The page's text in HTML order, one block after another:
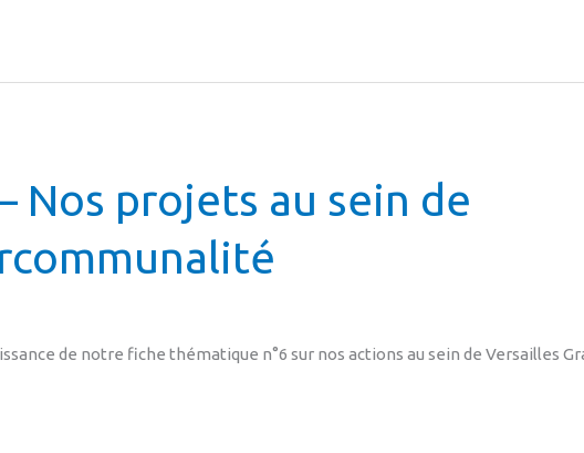
Nos projets au sein de
de notre fiche thématique n°6 sur nos actions au sein de Versailles